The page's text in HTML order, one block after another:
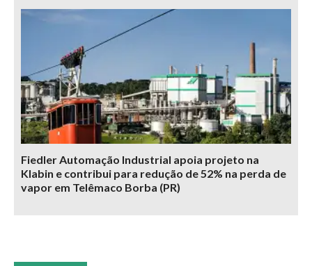
Fiedler Automação Industrial apoia projeto na
Klabin e contribui para redução de 52% na perda de
vapor em Telêmaco Borba (PR)